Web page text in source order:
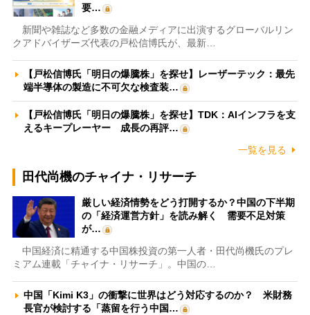
要…
新聞や雑誌など多数の金融メディアに出演するグローバルリン
クアドバイザーズ代表の戸松信博氏が、最新…
【戸松信博氏「明日の爆騰株」を探せ】レーザーテック：最先
端半導体の製造に不可欠な検査装…
【戸松信博氏「明日の爆騰株」を探せ】TDK：AIインフラを支
えるキープレーヤー 成長の再評…
一覧を見る
田代尚機のチャイナ・リサーチ
厳しい経済情勢をどう打開するか？中国の下半期
の「経済運営方針」を読み解く 需要不足対策
が…
中国経済に精通する中国株投資の第一人者・田代尚機氏のプレ
ミアム連載「チャイナ・リサーチ」。中国の…
中国「Kimi K3」の衝撃に世界はどう対応するのか？ 米財務
長官が検討する「蒸留を行う中国…